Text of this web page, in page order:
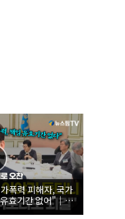
폭력 피해자, 국가
효기간 없어"｜
위로 오찬